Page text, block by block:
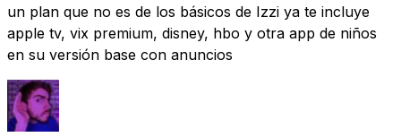
un plan que no es de los básicos de Izzi ya te incluye
apple tv, vix premium, disney, hbo y otra app de niños
en su versión base con anuncios